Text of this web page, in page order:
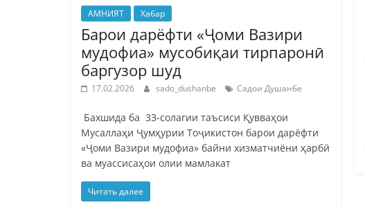
АМНИЯТ Хабар
Барои дарёфти «Ҷоми Вазири
мудофиа» мусобиқаи тирпаронӣ
баргузор шуд
17.02.2026 sado_dushanbe Садои Душанбе
Бахшида ба 33-солагии таъсиси Қувваҳои
Мусаллаҳи Ҷумҳурии Тоҷикистон барои дарёфти
«Ҷоми Вазири мудофиа» байни хизматчиёни ҳарбӣ
ва муассисаҳои олии мамлакат
Читать далее